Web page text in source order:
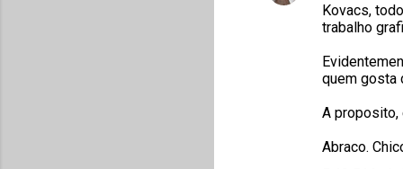
Kovacs,
trabalho
quem gosta
A proposito,
Abraco.